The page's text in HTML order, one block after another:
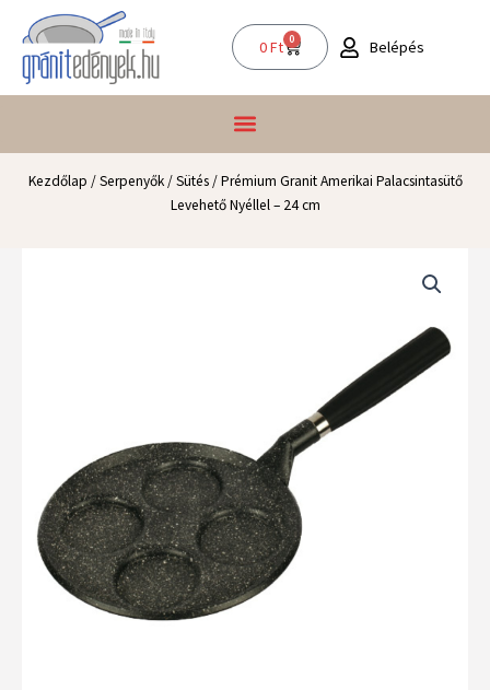
content
0Ft 0
Kosár Belépés
Kezdőlap /Serpenyők/Sütés/ Prémium Granit Amerikai Palacsintasütő
Levehető Nyéllel – 24 cm